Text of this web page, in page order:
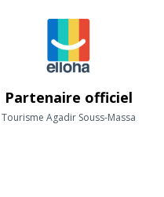
Partenaire officiel
Tourisme Agadir Souss-Massa